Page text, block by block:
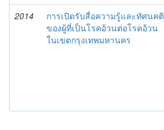
2014
การเปิดรับสื่อความรู้และทัศนคติ
ของผู้ที่เป็นโรคอ้วนต่อโรคอ้วน
ในเขตกรุงเทพมหานคร